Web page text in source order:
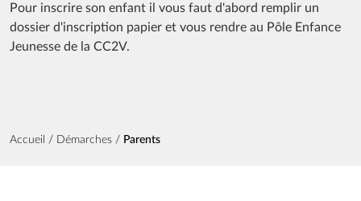
Pour inscrire son enfant il vous faut d'abord remplir un
dossier d'inscription papier et vous rendre au Pôle Enfance
Jeunesse de la CC2V.
Fil d'Ariane
Accueil Démarches Parents